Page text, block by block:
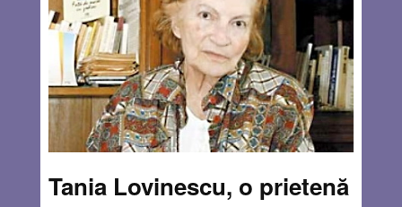
Tania Lovinescu, o prietenă